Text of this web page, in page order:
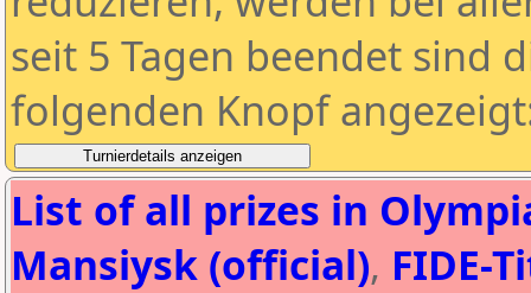
seit 5 Tagen beendet sind
folgenden Knopf
List of all prizes in
Mansiysk (official), FIDE-